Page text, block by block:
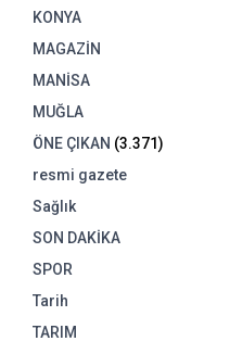
KONYA
MAGAZİN
MANİSA
MUĞLA
ÖNE ÇIKAN (3.371)
resmi gazete
Sağlık
SON DAKİKA
SPOR
Tarih
TARIM